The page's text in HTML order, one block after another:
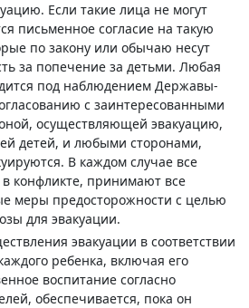
Если такие лица не могут
письменное согласие на такую
по закону или обычаю несут
за попечение за детьми. Любая
под наблюдением Державы-
с заинтересованными
осуществляющей эвакуацию,
детей, и любыми сторонами,
В каждом случае все
конфликте, принимают все
меры предосторожности с целью
для эвакуации.
эвакуации в соответствии
ребенка, включая его
воспитание согласно
обеспечивается, пока он